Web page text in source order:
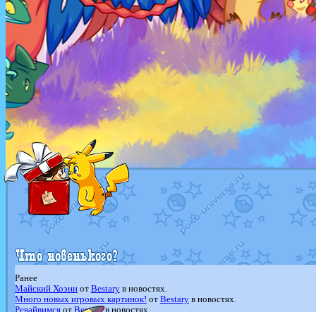
Ранее
Майский Хоэннот Bestaryв новостях.
Много новых игровых картинок! от Bestaryв новостях.
Ревайвимсяот Bestaryв новостях.